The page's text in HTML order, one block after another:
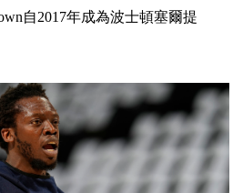
自2017年成為波士頓塞爾提